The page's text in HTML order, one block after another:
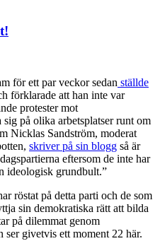
för ett par veckor sedan ställde
förklarade att han inte var
protester mot
på olika arbetsplatser runt om
Nicklas Sandström, moderat
skriver på sin blogg så är
eftersom de inte har
ideologisk grundbult.”
röstat på detta parti och de som
sin demokratiska rätt att bilda
på dilemmat genom
ser givetvis ett moment 22 här.